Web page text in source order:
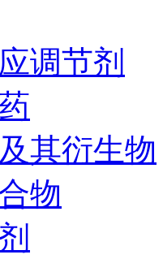
调节剂
其衍生物
物